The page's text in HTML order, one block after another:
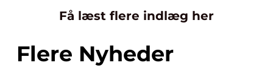
Få læst flere indlæg her
Flere Nyheder